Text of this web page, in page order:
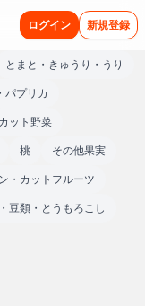
ログイン 新規登録
とまと・きゅうり・うり
パプリカ
カット野菜
桃 その他果実
ン・カットフルーツ
・豆類・とうもろこし